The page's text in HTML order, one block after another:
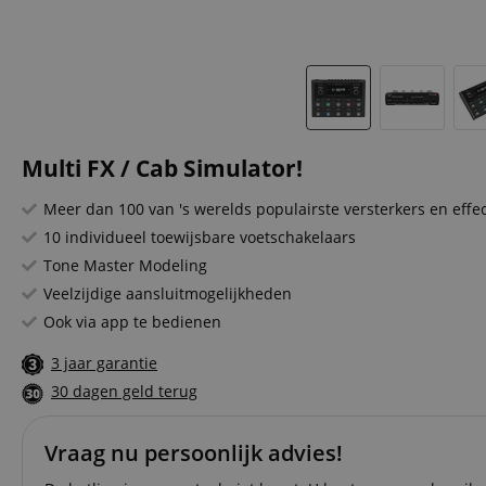
Multi FX / Cab Simulator!
Meer dan 100 van 's werelds populairste versterkers en
10 individueel toewijsbare voetschakelaars
Tone Master Modeling
Veelzijdige aansluitmogelijkheden
Ook via app te bedienen
3 jaar garantie
30 dagen geld terug
Vraag nu persoonlijk advies!